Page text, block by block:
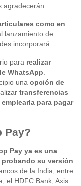
agradecerán.
como en
lanzamiento de
incorporará:
para realizar
WhatsApp.
una opción de
transferencias
para pagar
Pay?
Pay ya es una
su versión
de la India, entre
el HDFC Bank, Axis